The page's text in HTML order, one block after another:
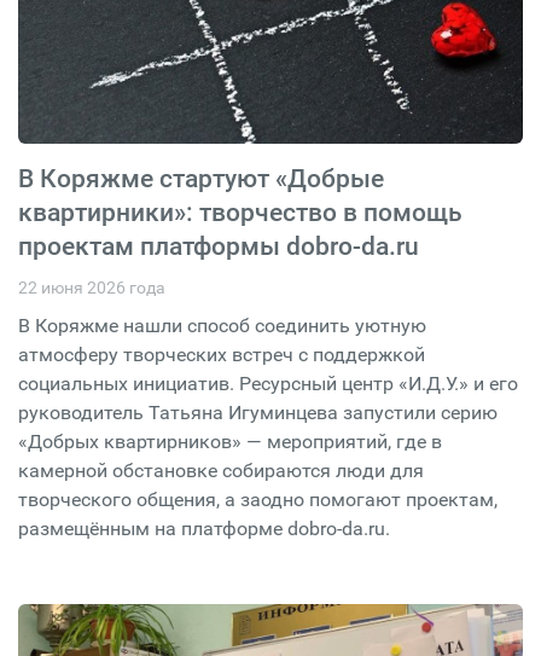
В Коряжме стартуют «Добрые
квартирники»: творчество в помощь
проектам платформы dobro-da.ru
22 июня 2026 года
В Коряжме нашли способ соединить уютную
атмосферу творческих встреч с поддержкой
социальных инициатив. Ресурсный центр «И.Д.У.» и его
руководитель Татьяна Игуминцева запустили серию
«Добрых квартирников» — мероприятий, где в
камерной обстановке собираются люди для
творческого общения, а заодно помогают проектам,
размещённым на платформе dobro-da.ru.